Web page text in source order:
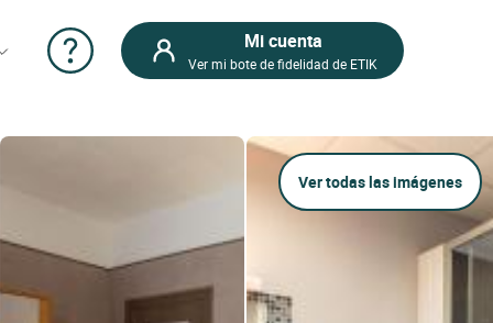
Mi cuenta
Ver mi bote de fidelidad de ETIK
Ver todas las imágenes